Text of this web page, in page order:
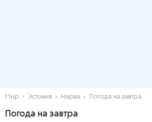
Мир Эстония Нарва Погода на завтра
Погода на завтра